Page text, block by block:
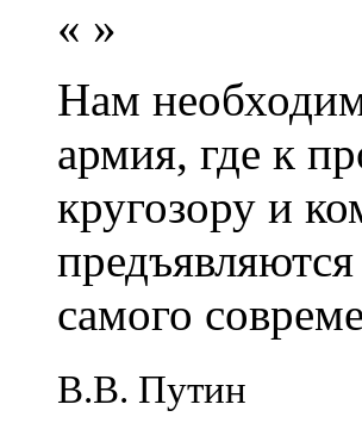
« »
Нам
армия, где к
кругозору и
самого
В.В. Путин